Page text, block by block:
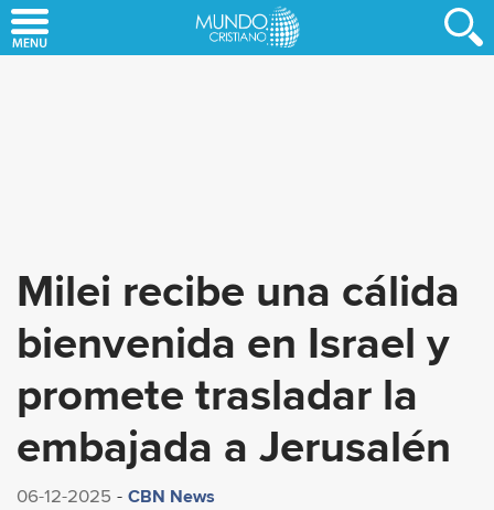
to
Milei recibe una cálida
bienvenida en Israel y
promete trasladar la
embajada a Jerusalén
06-12-2025 CBN News